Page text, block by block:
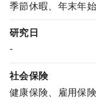
季節休暇、年末年
研究日
-
社会保険
健康保険、雇用保